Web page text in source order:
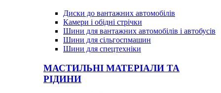
Диски до вантажних автомобілів
Камери і обідні стрічки
Шини для вантажних автомобілів і автобусів
Шини для сільгоспмашин
Шини для спецтехніки
МАСТИЛЬНІ МАТЕРІАЛИ ТА
РІДИНИ